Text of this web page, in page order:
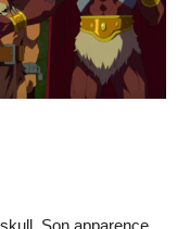
Son apparence